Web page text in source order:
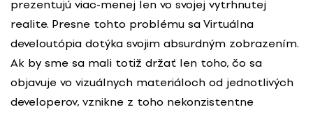
prezentujú viac-menej len vo svojej vytrhnutej
realite. Presne tohto problému sa Virtuálna
develoutópia dotýka svojim absurdným zobrazením.
Ak by sme sa mali totiž držať len toho, čo sa
objavuje vo vizuálnych materiáloch od jednotlivých
developerov, vznikne z toho nekonzistentne